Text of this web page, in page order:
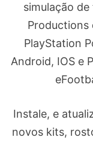
simulação
Productions
PlayStation
Android, IOS e
Instale, e
novos kits,